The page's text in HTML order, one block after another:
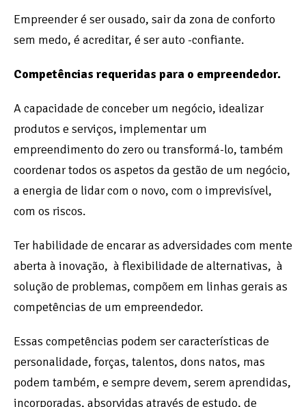
Empreender é ser ousado, sair da zona de conforto
sem medo, é acreditar, é ser auto -confiante.
Competências requeridas para o empreendedor.
A capacidade de conceber um negócio, idealizar
produtos e serviços, implementar um
empreendimento do zero ou transformá-lo, também
coordenar todos os aspetos da gestão de um negócio,
a energia de lidar com o novo, com o imprevisível,
com os riscos.
Ter habilidade de encarar as adversidades com mente
aberta à inovação, à flexibilidade de alternativas, à
solução de problemas, compõem em linhas gerais as
competências de um empreendedor.
Essas competências podem ser características de
personalidade, forças, talentos, dons natos, mas
podem também, e sempre devem, serem aprendidas,
incorporadas, absorvidas através de estudo, de